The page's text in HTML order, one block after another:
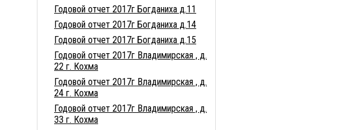
Годовой отчет 2017г Богданиха д.11
Годовой отчет 2017г Богданиха д.14
Годовой отчет 2017г Богданиха д.15
Годовой отчет 2017г Владимирская , д.
22 г. Кохма
Годовой отчет 2017г Владимирская , д.
24 г. Кохма
Годовой отчет 2017г Владимирская , д.
33 г. Кохма